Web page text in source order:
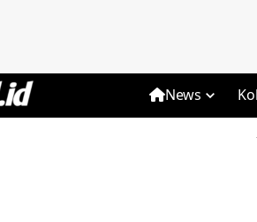
News